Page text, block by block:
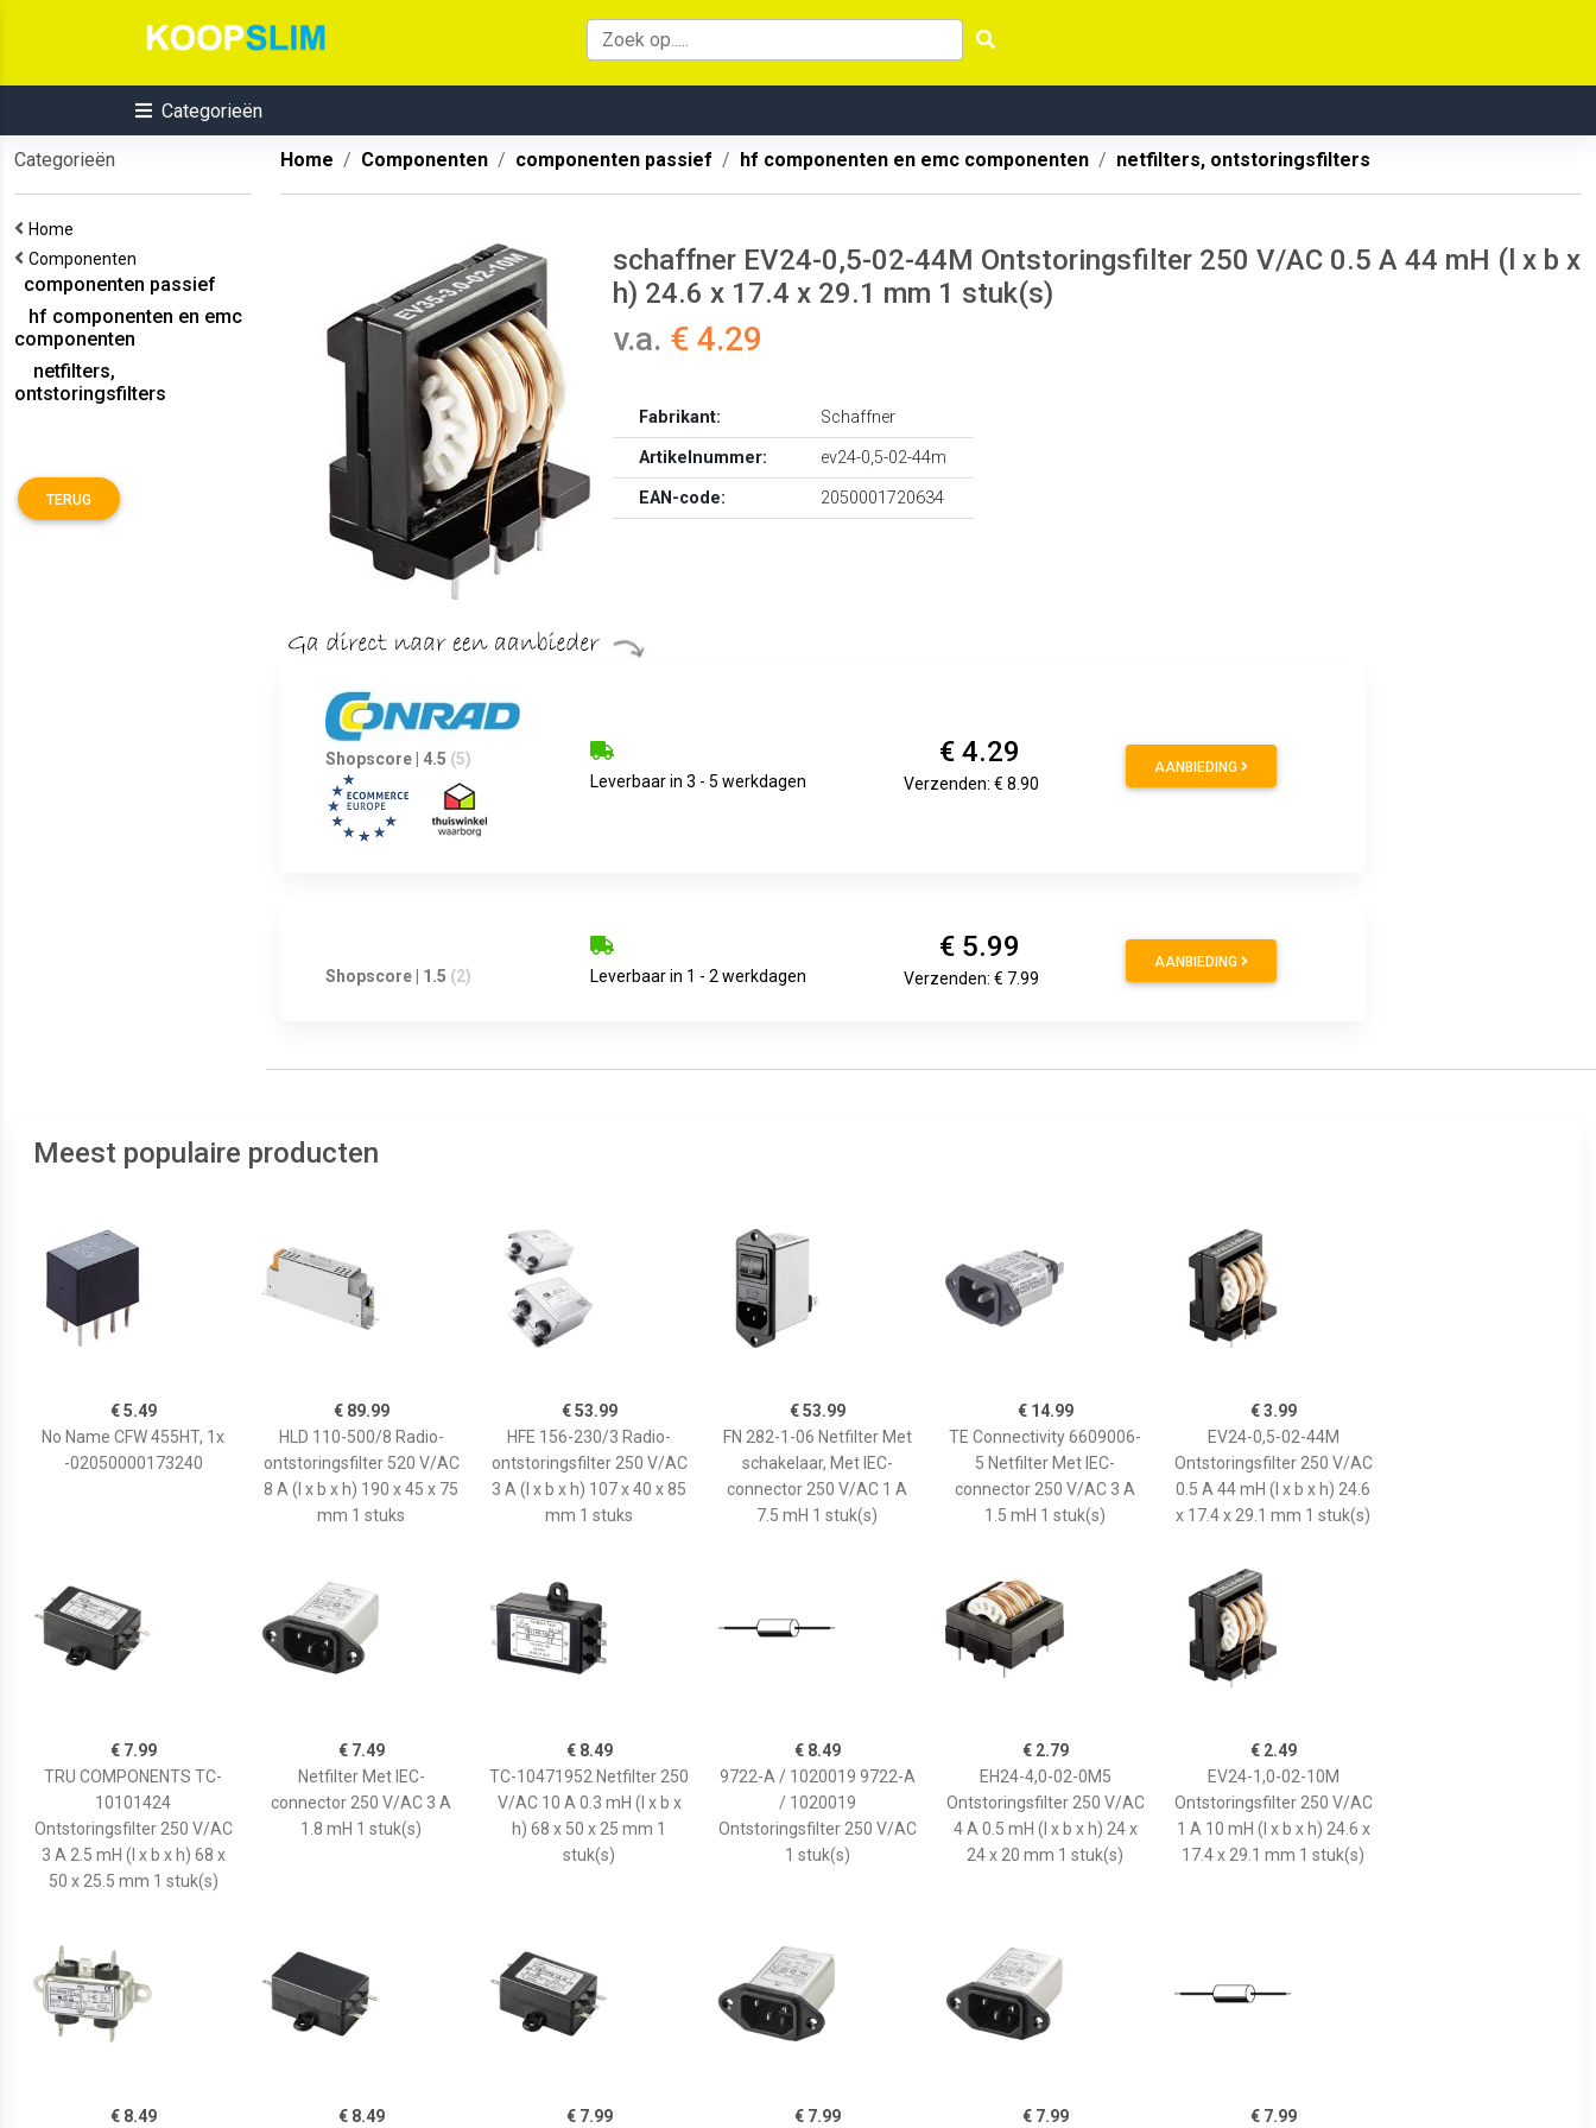
Categorieën
Categorieën
Home
Componenten
componenten passief
hf componenten en emc
componenten
netfilters,
ontstoringsfilters
TERUG
Home Componenten componenten passief hf componenten en emc componenten netfilters, ontstoringsfilters
schaffner EV24-0,5-02-44M Ontstoringsfilter 250 V/AC 0.5 A 44 mH (l x b x
h) 24.6 x 17.4 x 29.1 mm 1 stuk(s)
v.a. € 4.29
Fabrikant:
Schaffner
Artikelnummer:
ev24-0,5-02-44m
EAN-code:
2050001720634
Shopscore | 4.5 (5)
Leverbaar in 3 - 5 werkdagen
€ 4.29
Verzenden: € 8.90
AANBIEDING
Shopscore | 1.5 (2) Leverbaar in 1 - 2 werkdagen
€ 5.99
Verzenden: € 7.99
AANBIEDING
Meest populaire producten
€ 5.49
No Name CFW 455HT, 1x
-02050000173240
€ 89.99
HLD 110-500/8 Radio-
ontstoringsfilter 520 V/AC
8 A (l x b x h) 190 x 45 x 75
mm 1 stuks
€ 53.99
HFE 156-230/3 Radio-
ontstoringsfilter 250 V/AC
3 A (l x b x h) 107 x 40 x 85
mm 1 stuks
€ 53.99
FN 282-1-06 Netfilter Met
schakelaar, Met IEC-
connector 250 V/AC 1 A
7.5 mH 1 stuk(s)
€ 14.99
TE Connectivity 6609006-
5 Netfilter Met IEC-
connector 250 V/AC 3 A
1.5 mH 1 stuk(s)
€ 3.99
EV24-0,5-02-44M
Ontstoringsfilter 250 V/AC
0.5 A 44 mH (l x b x h) 24.6
x 17.4 x 29.1 mm 1 stuk(s)
€ 7.99
TRU COMPONENTS TC-
10101424
Ontstoringsfilter 250 V/AC
3 A 2.5 mH (l x b x h) 68 x
50 x 25.5 mm 1 stuk(s)
€ 7.49
Netfilter Met IEC-
connector 250 V/AC 3 A
1.8 mH 1 stuk(s)
€ 8.49
TC-10471952 Netfilter 250
V/AC 10 A 0.3 mH (l x b x
h) 68 x 50 x 25 mm 1
stuk(s)
€ 8.49
9722-A / 1020019 9722-A
/ 1020019
Ontstoringsfilter 250 V/AC
1 stuk(s)
€ 2.79
EH24-4,0-02-0M5
Ontstoringsfilter 250 V/AC
4 A 0.5 mH (l x b x h) 24 x
24 x 20 mm 1 stuk(s)
€ 2.49
EV24-1,0-02-10M
Ontstoringsfilter 250 V/AC
1 A 10 mH (l x b x h) 24.6 x
17.4 x 29.1 mm 1 stuk(s)
€ 8.49 € 8.49 € 7.99 € 7.99 € 7.99 € 7.99